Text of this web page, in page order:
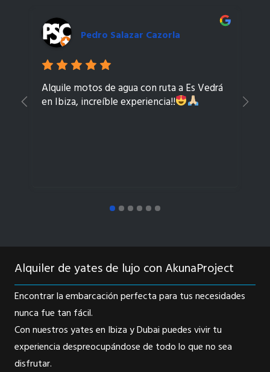
Pedro Salazar Cazorla
Alquile motos de agua con ruta a Es Vedrá
en Ibiza, increíble experiencia!!
Alquiler de yates de lujo con AkunaProject
Encontrar la embarcación perfecta para tus necesidades
nunca fue tan fácil.
Con nuestros yates en Ibiza y Dubai puedes vivir tu
experiencia despreocupándose de todo lo que no sea
disfrutar.